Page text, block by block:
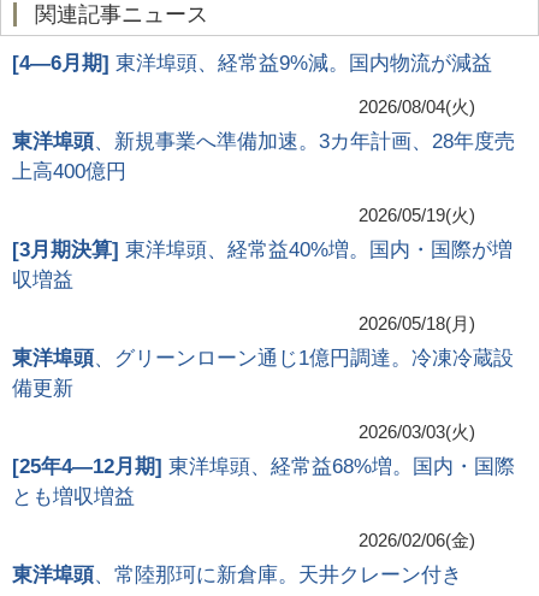
関連記事ニュース
[4―6月期] 東洋埠頭、経常益9%減。国内物流が減益
2026/08/04(火)
東洋埠頭、新規事業へ準備加速。3カ年計画、28年度売
上高400億円
2026/05/19(火)
[3月期決算] 東洋埠頭、経常益40%増。国内・国際が増
収増益
2026/05/18(月)
東洋埠頭、グリーンローン通じ1億円調達。冷凍冷蔵設
備更新
2026/03/03(火)
[25年4―12月期] 東洋埠頭、経常益68%増。国内・国際
とも増収増益
2026/02/06(金)
東洋埠頭、常陸那珂に新倉庫。天井クレーン付き